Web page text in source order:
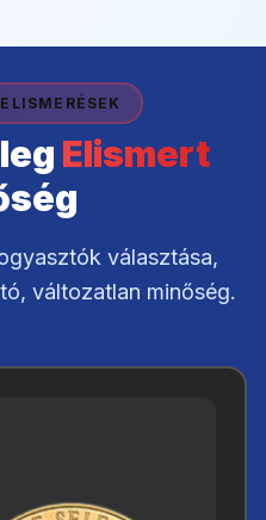
Elismert
választása,
változatlan minőség.